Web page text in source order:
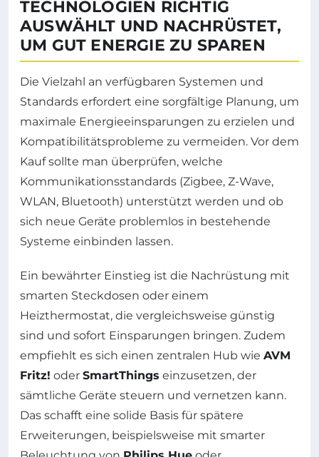
TECHNOLOGIEN RICHTIG
AUSWÄHLT UND NACHRÜSTET,
UM GUT ENERGIE ZU SPAREN
Die Vielzahl an verfügbaren Systemen und
Standards erfordert eine sorgfältige Planung, um
maximale Energieeinsparungen zu erzielen und
Kompatibilitätsprobleme zu vermeiden. Vor dem
Kauf sollte man überprüfen, welche
Kommunikationsstandards (Zigbee, Z-Wave,
WLAN, Bluetooth) unterstützt werden und ob
sich neue Geräte problemlos in bestehende
Systeme einbinden lassen.
Ein bewährter Einstieg ist die Nachrüstung mit
smarten Steckdosen oder einem
Heizthermostat, die vergleichsweise günstig
sind und sofort Einsparungen bringen. Zudem
empfiehlt es sich einen zentralen Hub wie AVM
Fritz! oder SmartThings einzusetzen, der
sämtliche Geräte steuern und vernetzen kann.
Das schafft eine solide Basis für spätere
Erweiterungen, beispielsweise mit smarter